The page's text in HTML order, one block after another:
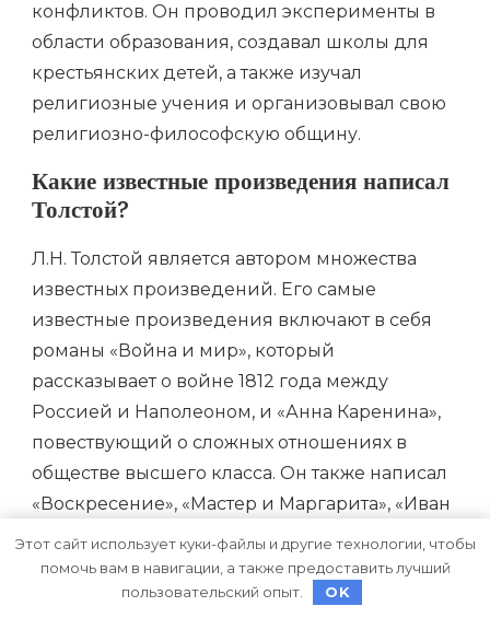
конфликтов. Он проводил эксперименты в
области образования, создавал школы для
крестьянских детей, а также изучал
религиозные учения и организовывал свою
религиозно-философскую общину.
Какие известные произведения написал
Толстой?
Л.Н. Толстой является автором множества
известных произведений. Его самые
известные произведения включают в себя
романы «Война и мир», который
рассказывает о войне 1812 года между
Россией и Наполеоном, и «Анна Каренина»,
повествующий о сложных отношениях в
обществе высшего класса. Он также написал
«Воскресение», «Мастер и Маргарита», «Иван
Ильич», «Крейцерова соната» и многие
другие произведения, которые стали
классикой мировой литературы.
Этот сайт использует куки-файлы и другие технологии, чтобы
помочь вам в навигации, а также предоставить лучший
пользовательский опыт.
OK